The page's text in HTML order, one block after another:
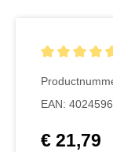
EAN:
Normale prijs:
€ 21,79